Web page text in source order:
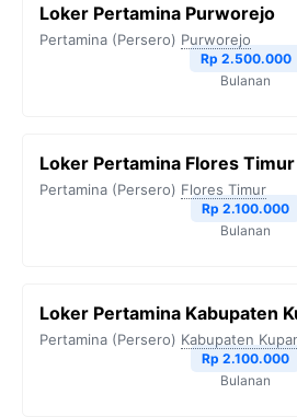
Loker Pertamina Purworejo
Pertamina (Persero) Purworejo
Rp 2.500.000
Bulanan
Loker Pertamina Flores Timur
Pertamina (Persero) Flores Timur
Rp 2.100.000
Bulanan
Loker Pertamina Kabupaten
Pertamina (Persero) Kabupaten
Rp 2.100.000
Bulanan